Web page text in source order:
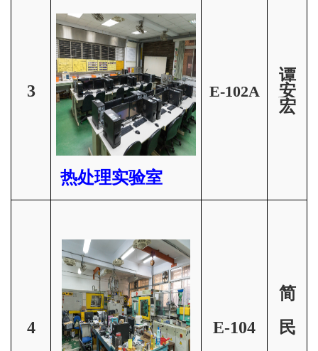
3
热处理实验室
E-102A
谭
安
宏
4 E-104
简
民